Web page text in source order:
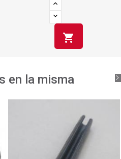
shopping_cart
en la misma